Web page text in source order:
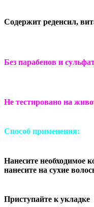
Содержит реденсил,
Без парабенов и
Не тестировано на
Способ применения:
Нанесите необходимое
нанесите на сухие
Приступайте к укладке